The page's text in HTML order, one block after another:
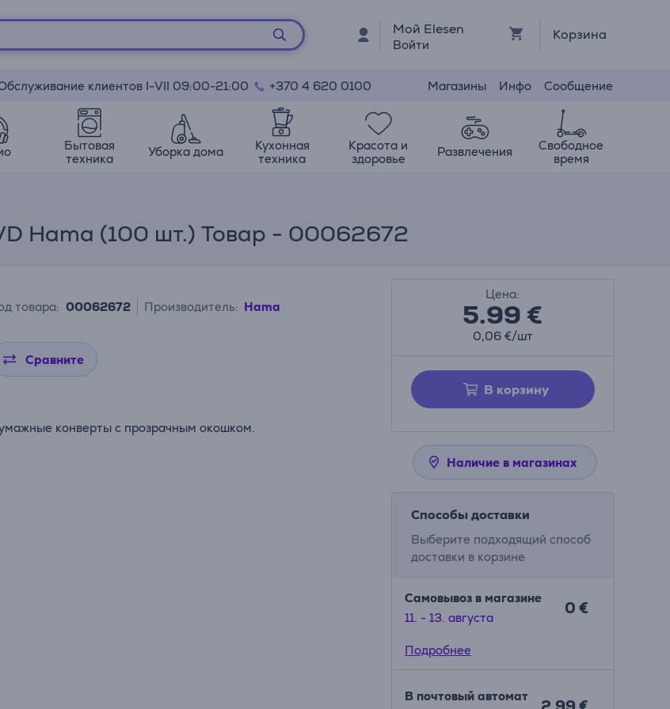
Мой Elesen
Войти
Корзина
клиентов I-VII 09:00-21:00 +370 4 620 0100 Магазины Инфо Сообщение
Бытовая
техника
Уборка дома
Кухонная
техника
Красота и
здоровье
Развлечения
Свободное
время
Hama (100 шт.) Товар - 00062672
товара: 00062672 Производитель: Hama
Сравните
конверты с прозрачным окошком.
Цена:
5.99€
0,06 €/шт
В корзину
Наличие в магазинах
Способы доставки
Выберите подходящий способ
доставки в корзине
Самовывоз в магазине
11. - 13. августа
0 €
Подробнее
В почтовый автомат